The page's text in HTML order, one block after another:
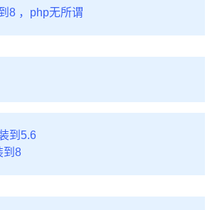
8 ，php无所谓
到5.6
到8